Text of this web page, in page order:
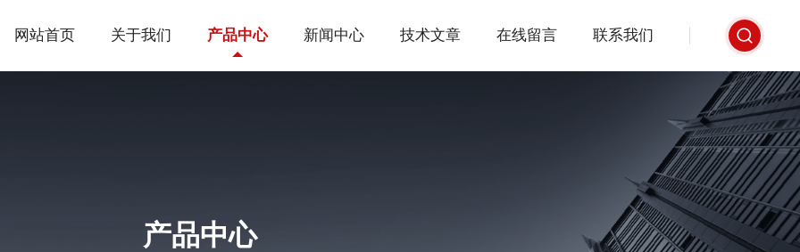
网站首页 关于我们 产品中心 新闻中心 技术文章 在线留言 联系我们
产品中心